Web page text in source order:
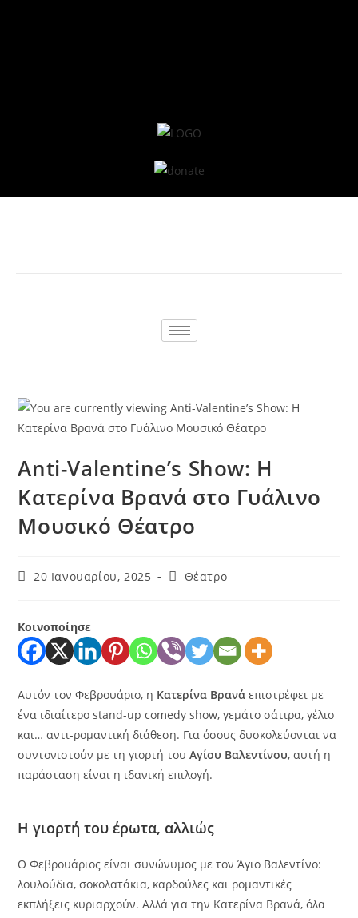
Anti-Valentine’s Show: Η
Κατερίνα Βρανά στο Γυάλινο
Μουσικό Θέατρο
20 Ιανουαρίου, 2025 Θέατρο
Κοινοποίησε
Αυτόν τον Φεβρουάριο, η Κατερίνα Βρανά επιστρέφει με
ένα ιδιαίτερο stand-up comedy show, γεμάτο σάτιρα, γέλιο
και… αντι-ρομαντική διάθεση. Για όσους δυσκολεύονται να
συντονιστούν με τη γιορτή τουΑγίου Βαλεντίνου, αυτή η
παράσταση είναι η ιδανική επιλογή.
Η γιορτή του έρωτα, αλλιώς
Ο Φεβρουάριος είναι συνώνυμος με τον Άγιο Βαλεντίνο:
λουλούδια, σοκολατάκια, καρδούλες και ρομαντικές
εκπλήξεις κυριαρχούν. Αλλά για την Κατερίνα Βρανά, όλα